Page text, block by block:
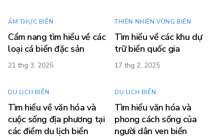
ẨM THỰC BIỂN
Cẩm nang tìm hiểu về các
loại cá biển đặc sản
21 thg 3, 2025
THIÊN NHIÊN VÙNG BIỂN
Tìm hiểu về các khu dự
trữ biển quốc gia
17 thg 2, 2025
DU LỊCH BIỂN
Tìm hiểu về văn hóa và
cuộc sống địa phương tại
các điểm du lịch biển
DU LỊCH BIỂN
Tìm hiểu văn hóa và
phong cách sống của
người dân ven biển